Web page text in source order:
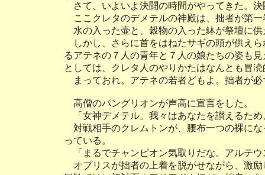
さて、いよいよ決闘の時間がやってきた。
ここクレタのデメテルの神殿は、拙者が第
水の入った壷と、穀物の入った鉢が祭壇に供
しかし、さらに首をはねたサギの頭が供え
るアテネの７人の青年と７人の娘たちの姿も
としては、クレタ人のやりかたはなんとも冒涜
まっておれ。アテネの若者どもよ。拙者が
高僧のパングリオンが声高に宣言をした。
「女神デメテル。我々はあなたを讃えるた
対戦相手のクレムトンが、腰布一つの裸に
っている。
「まるでチャンピオン気取りだな。アルテウ
オプリスが拙者の上着を脱がせながら、激